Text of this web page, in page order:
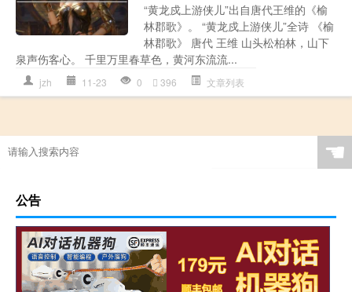
“黄龙戍上游侠儿”出自唐代王维的《榆
林郡歌》。 “黄龙戍上游侠儿”全诗 《榆
林郡歌》 唐代 王维 山头松柏林，山下
泉声伤客心。 千里万里春草色，黄河东流流...
jzh 11-23 0 396 文章列表
☚
公告